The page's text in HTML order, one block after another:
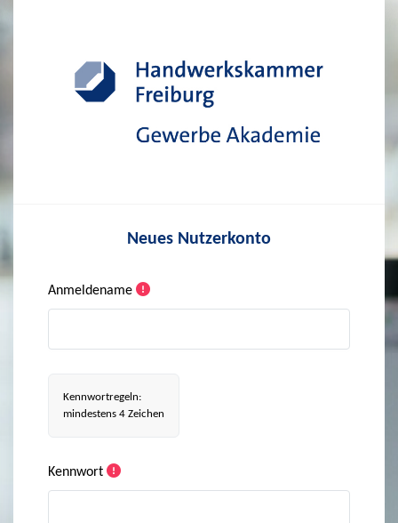
Neues Nutzerkonto
Anmeldename
Kennwortregeln:
mindestens 4 Zeichen
Kennwort